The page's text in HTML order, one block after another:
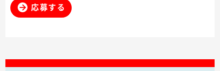
応募する